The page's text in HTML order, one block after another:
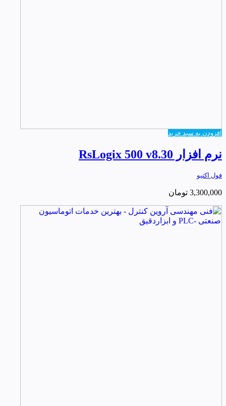
افزودن به سبد خرید
نرم افزار RsLogix 500 v8.30
فول اکتیو
3,300,000 تومان